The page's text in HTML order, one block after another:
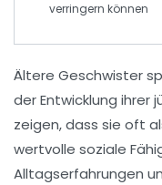
verringern können
Ältere Geschwister
derEntwicklung ihrer
zeigen, dass sie oft
wertvolle soziale
Alltagserfahrungen